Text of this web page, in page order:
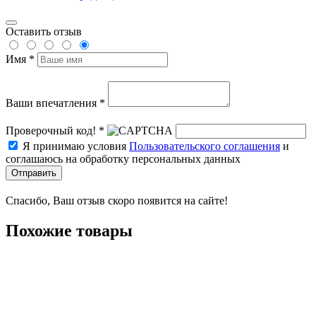
Оставить отзыв
Имя *
Ваши впечатления *
Проверочный код! *
Я принимаю условия Пользовательского соглашения и
соглашаюсь на обработку персональных данных
Отправить
Спасибо, Ваш отзыв скоро появится на сайте!
Похожие товары